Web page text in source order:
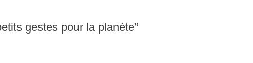
gestes pour la planète”